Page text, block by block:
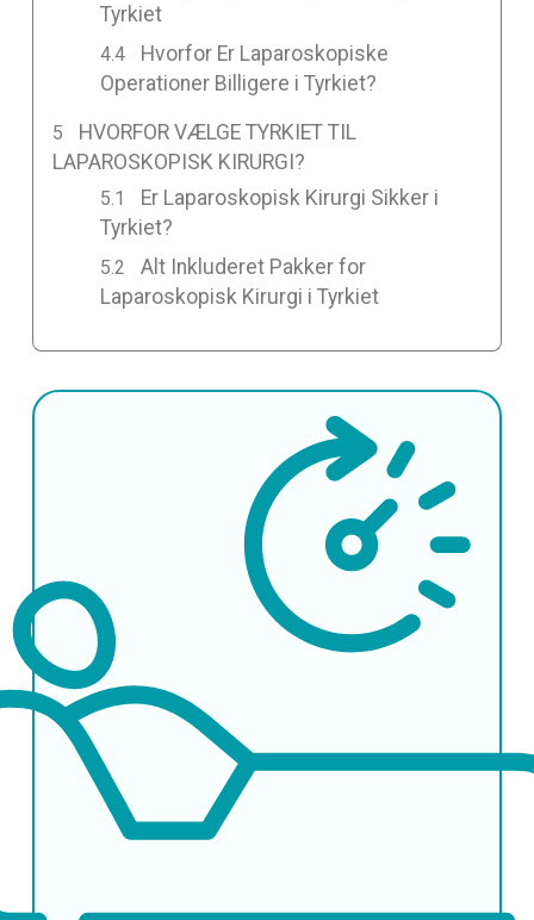
Tyrkiet
Hvorfor Er Laparoskopiske
Operationer Billigere i Tyrkiet?
HVORFOR VÆLGE TYRKIET TIL
LAPAROSKOPISK KIRURGI?
Er Laparoskopisk Kirurgi Sikker i
Tyrkiet?
Alt Inkluderet Pakker for
Laparoskopisk Kirurgi i Tyrkiet